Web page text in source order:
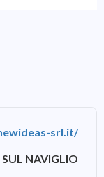
srl.it/
NAVIGLIO